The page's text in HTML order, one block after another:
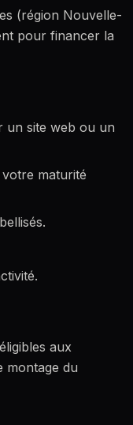
(région Nouvelle-
pour financer la
un site web ou un
maturité
aux
montage du